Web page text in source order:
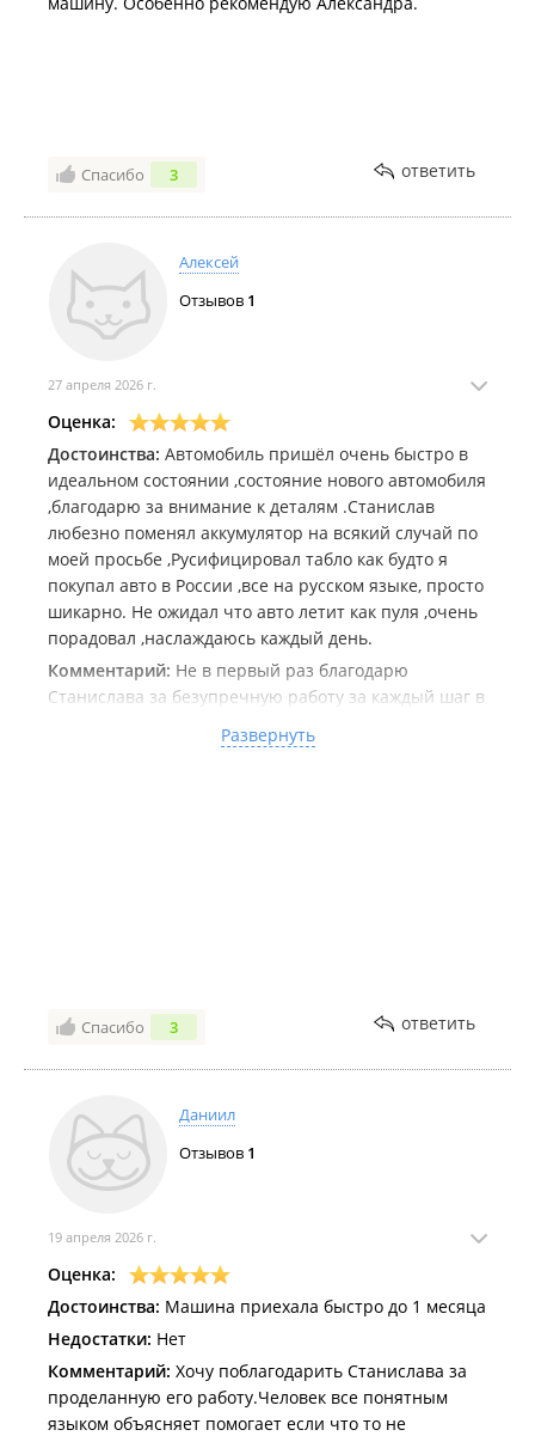
Спасибо 3 ответить
Алексей
Отзывов 1
27 апреля 2026 г.
Оценка:
Достоинства: Автомобиль пришёл очень быстро в
идеальном состоянии ,состояние нового автомобиля
,благодарю за внимание к деталям .Станислав
любезно поменял аккумулятор на всякий случай по
моей просьбе ,Русифицировал табло как будто я
покупал авто в России ,все на русском языке, просто
шикарно. Не ожидал что авто летит как пуля ,очень
порадовал ,наслаждаюсь каждый день.
Комментарий: Не в первый раз благодарю
Станислава за безупречную работу за каждый шаг в
вставлю пять с плюсом ему и компании
Развернуть
Спасибо 3 ответить
Даниил
Отзывов 1
19 апреля 2026 г.
Оценка:
Достоинства: Машина приехала быстро до 1 месяца
Недостатки: Нет
Комментарий: Хочу поблагодарить Станислава за
проделанную его работу.Человек все понятным
языком объясняет помогает если что то не